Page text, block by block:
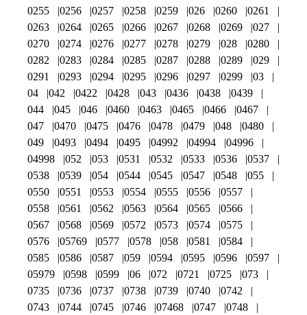
0255
0256 0257 0258 0259 026 0260
0261
0263
0264 0265 0266 0267 0268 0269
027
0270
0274 0276 0277 0278 0279 028
0280
0282
0283 0284 0285 0287 0288 0289
029
0291
0293 0294 0295 0296 0297 0299
03
04
042 0422 0428 043 0436 0438
0439
044
045 046 0460 0463 0465 0466
0467
047
0470 0475 0476 0478 0479 048
0480
049
0493 0494 0495 04992 04994
04996
04998
052 053 0531 0532 0533 0536
0537
0538
0539 054 0544 0545 0547 0548
055
0550
0551 0553 0554 0555 0556
0557
0558
0561 0562 0563 0564 0565
0566
0567
0568 0569 0572 0573 0574
0575
0576
05769 0577 0578 058 0581
0584
0585
0586 0587 059 0594 0595 0596
0597
05979
0598 0599 06 072 0721 0725
073
0735
0736 0737 0738 0739 0740
0742
0743
0744 0745 0746 07468 0747
0748